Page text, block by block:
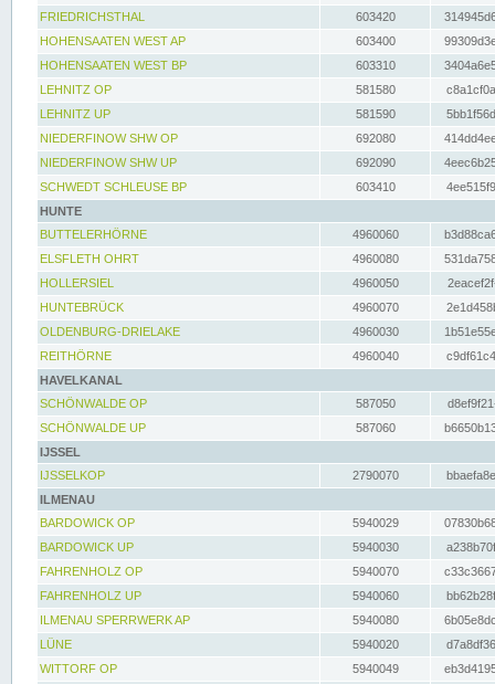
FRIEDRICHSTHAL
603420
HOHENSAATEN WEST AP
603400
HOHENSAATEN WEST BP
603310
LEHNITZ OP
581580
LEHNITZ UP
581590
NIEDERFINOW SHW OP
692080
NIEDERFINOW SHW UP
692090
SCHWEDT SCHLEUSE BP
603410
HUNTE
BUTTELERHÖRNE
4960060
ELSFLETH OHRT
4960080
HOLLERSIEL
4960050
HUNTEBRÜCK
4960070
OLDENBURG-DRIELAKE
4960030
REITHÖRNE
4960040
HAVELKANAL
SCHÖNWALDE OP
587050
SCHÖNWALDE UP
587060
IJSSEL
IJSSELKOP
2790070
ILMENAU
BARDOWICK OP
5940029
BARDOWICK UP
5940030
FAHRENHOLZ OP
5940070
FAHRENHOLZ UP
5940060
ILMENAU SPERRWERK AP
5940080
LÜNE
5940020
WITTORF OP
5940049